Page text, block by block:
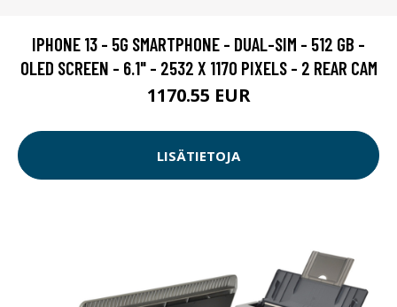
IPHONE 13 - 5G SMARTPHONE - DUAL-SIM - 512 GB -
OLED SCREEN - 6.1" - 2532 X 1170 PIXELS - 2 REAR CAM
1170.55 EUR
LISÄTIETOJA